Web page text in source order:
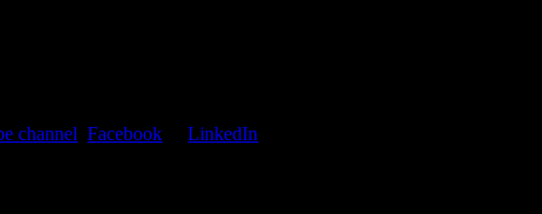
channel ,Facebook orLinkedIn